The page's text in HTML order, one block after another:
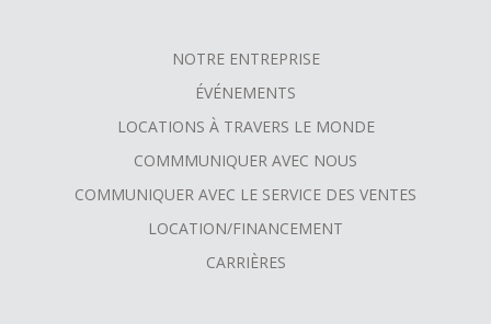
MENU
NOTRE ENTREPRISE
ÉVÉNEMENTS
LOCATIONS À TRAVERS LE MONDE
COMMMUNIQUER AVEC NOUS
COMMUNIQUER AVEC LE SERVICE DES VENTES
LOCATION/FINANCEMENT
CARRIÈRES